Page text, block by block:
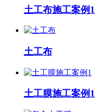
土工布施工案例1
土工布
土工膜施工案例1